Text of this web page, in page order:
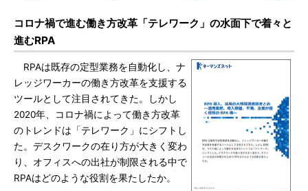
コロナ禍で進む働き方改革「テレワーク」の水面下で着々と
進むRPA
RPAは既存の定型業務を自動化し、ナ
レッジワーカーの働き方改革を支援する
ツールとして注目されてきた。しかし
2020年、コロナ禍によって働き方改革
のトレンドは「テレワーク」にシフトし
た。デスクワークの在り方が大きく変わ
り、オフィスへの出社が制限される中で
RPAはどのような役割を果たしたか。